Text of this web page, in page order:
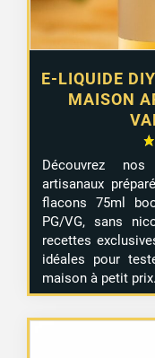
E-LIQUIDE
MAISON
Découvrez
artisanaux
flacons 75ml
PG/VG, sans
recettes
idéales pour
maison à petit prix.